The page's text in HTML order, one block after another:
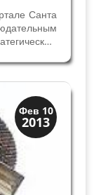
Санта
стали и
Фев 10
2013